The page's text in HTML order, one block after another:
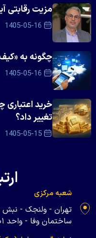
مزیت رقابتی
1405-05-16
چگونه به
1405-05-16
خرید اعتباری
تغییر داد؟
1405-05-15
شعبه مرکزی
ساختمان وفا - واحد ۰۰۱